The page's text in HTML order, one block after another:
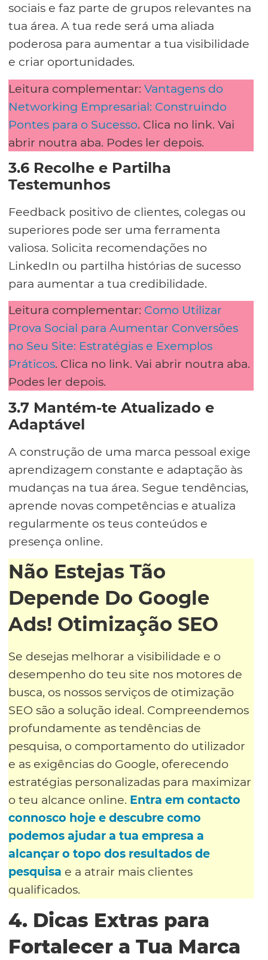
sociais e faz parte de grupos relevantes na
tua área. A tua rede será uma aliada
poderosa para aumentar a tua visibilidade
e criar oportunidades.
Leitura complementar: Vantagens do
Networking Empresarial: Construindo
Pontes para o Sucesso. Clica no link. Vai
abrir noutra aba. Podes ler depois.
3.6 Recolhe e Partilha
Testemunhos
Feedback positivo de clientes, colegas ou
superiores pode ser uma ferramenta
valiosa. Solicita recomendações no
LinkedIn ou partilha histórias de sucesso
para aumentar a tua credibilidade.
Leitura complementar: Como Utilizar
Prova Social para Aumentar Conversões
no Seu Site: Estratégias e Exemplos
Práticos. Clica no link. Vai abrir noutra aba.
Podes ler depois.
3.7 Mantém-te Atualizado e
Adaptável
A construção de uma marca pessoal exige
aprendizagem constante e adaptação às
mudanças na tua área. Segue tendências,
aprende novas competências e atualiza
regularmente os teus conteúdos e
presença online.
Não Estejas Tão
Depende Do Google
Ads! Otimização SEO
Se desejas melhorar a visibilidade e o
desempenho do teu site nos motores de
busca, os nossos serviços de otimização
SEO são a solução ideal. Compreendemos
profundamente as tendências de
pesquisa, o comportamento do utilizador
e as exigências do Google, oferecendo
estratégias personalizadas para maximizar
o teu alcance online. Entra em contacto
connosco hoje e descubre como
podemos ajudar a tua empresa a
alcançar o topo dos resultados de
pesquisa e a atrair mais clientes
qualificados.
4. Dicas Extras para
Fortalecer a Tua Marca